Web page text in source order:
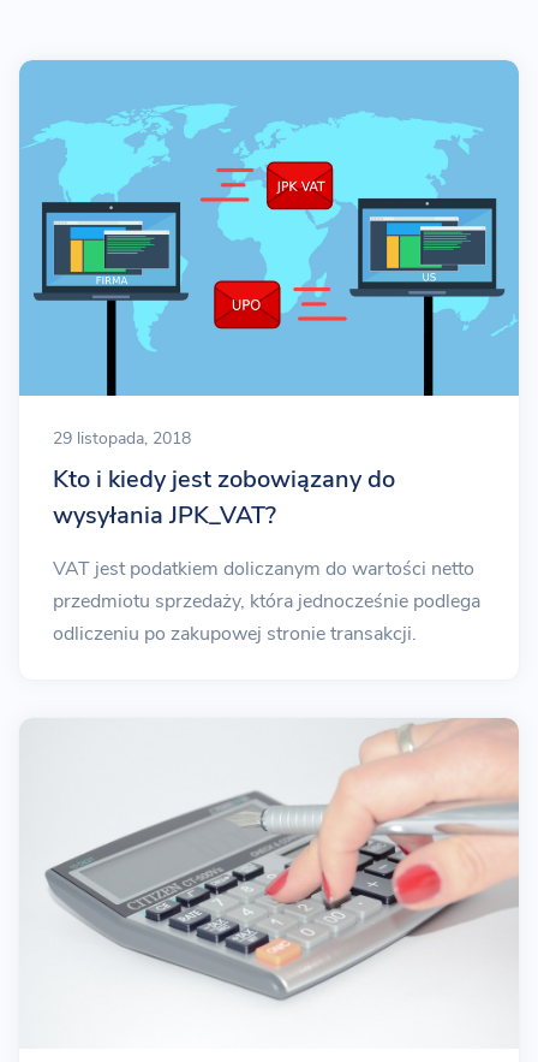
29 listopada, 2018
Kto i kiedy jest zobowiązany do
wysyłania JPK_VAT?
VAT jest podatkiem doliczanym do wartości netto
przedmiotu sprzedaży, która jednocześnie podlega
odliczeniu po zakupowej stronie transakcji.